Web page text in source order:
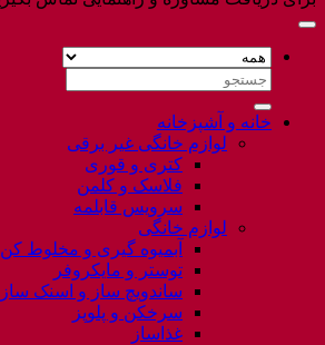
جستجو
خانه و آشپزخانه
لوازم خانگی غیر برقی
کتری و قوری
فلاسک و کلمن
سرویس قابلمه
لوازم خانگی
آبمیوه گیری و مخلوط کن
توستر و مایکروفر
ساندویچ ساز و اسنک ساز
سرخکن و پلوپز
غذاساز